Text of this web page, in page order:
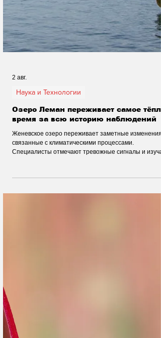
2 авг.
Наука и Технологии
время за всю историю наблюдений
Женевское озеро переживает заметные изменения,
будущее уникальной экосистемы Лемана, которая